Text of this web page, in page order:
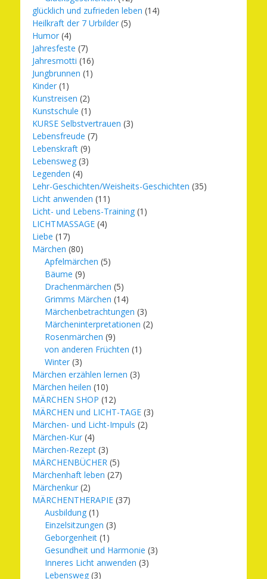
glücklich und zufrieden leben (14)
Heilkraft der 7 Urbilder (5)
Humor (4)
Jahresfeste (7)
Jahresmotti (16)
Jungbrunnen (1)
Kinder (1)
Kunstreisen (2)
Kunstschule (1)
KURSE Selbstvertrauen (3)
Lebensfreude (7)
Lebenskraft (9)
Lebensweg (3)
Legenden (4)
Lehr-Geschichten/Weisheits-Geschichten (35)
Licht anwenden (11)
Licht- und Lebens-Training (1)
LICHTMASSAGE (4)
Liebe (17)
Märchen (80)
Apfelmärchen (5)
Bäume (9)
Drachenmärchen (5)
Grimms Märchen (14)
Märchenbetrachtungen (3)
Märcheninterpretationen (2)
Rosenmärchen (9)
von anderen Früchten (1)
Winter (3)
Märchen erzählen lernen (3)
Märchen heilen (10)
MÄRCHEN SHOP (12)
MÄRCHEN und LICHT-TAGE (3)
Märchen- und Licht-Impuls (2)
Märchen-Kur (4)
Märchen-Rezept (3)
MÄRCHENBÜCHER (5)
Märchenhaft leben (27)
Märchenkur (2)
MÄRCHENTHERAPIE (37)
Ausbildung (1)
Einzelsitzungen (3)
Geborgenheit (1)
Gesundheit und Harmonie (3)
Inneres Licht anwenden (3)
Lebensweg (3)